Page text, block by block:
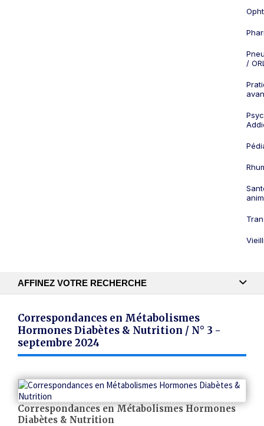
/
AFFINEZ VOTRE RECHERCHE
Publication
Thématiques
Correspondances en Métabolismes
Hormones Diabètes & Nutrition / N° 3 -
septembre 2024
Correspondances en Métabolismes Hormones
Diabètes & Nutrition